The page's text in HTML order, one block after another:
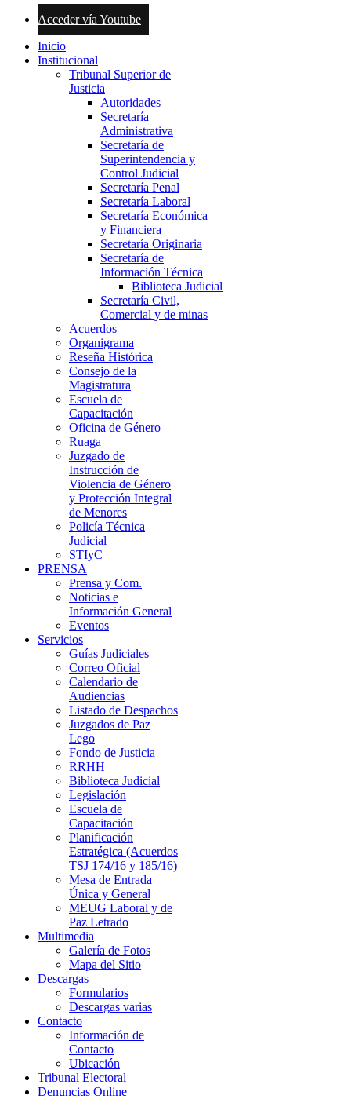
Acceder vía Youtube
Inicio
Institucional
Tribunal Superior de
Justicia
Autoridades
Secretaría
Administrativa
Secretaría de
Superintendencia y
Control Judicial
Secretaría Penal
Secretaría Laboral
Secretaría Económica
y Financiera
Secretaría Originaria
Secretaría de
Información Técnica
Biblioteca Judicial
Secretaría Civil,
Comercial y de minas
Acuerdos
Organigrama
Reseña Histórica
Consejo de la
Magistratura
Escuela de
Capacitación
Oficina de Género
Ruaga
Juzgado de
Instrucción de
Violencia de Género
y Protección Integral
de Menores
Policía Técnica
Judicial
STIyC
PRENSA
Prensa y Com.
Noticias e
Información General
Eventos
Servicios
Guías Judiciales
Correo Oficial
Calendario de
Audiencias
Listado de Despachos
Juzgados de Paz
Lego
Fondo de Justicia
RRHH
Biblioteca Judicial
Legislación
Escuela de
Capacitación
Planificación
Estratégica (Acuerdos
TSJ 174/16 y 185/16)
Mesa de Entrada
Única y General
MEUG Laboral y de
Paz Letrado
Multimedia
Galería de Fotos
Mapa del Sitio
Descargas
Formularios
Descargas varias
Contacto
Información de
Contacto
Ubicación
Tribunal Electoral
Denuncias Online